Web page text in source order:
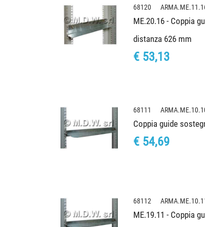
68120
ME.20.16 - Coppia
distanza 626 mm
€ 53,13
68111
Coppia guide
€ 54,69
68112
ME.19.11 - Coppia